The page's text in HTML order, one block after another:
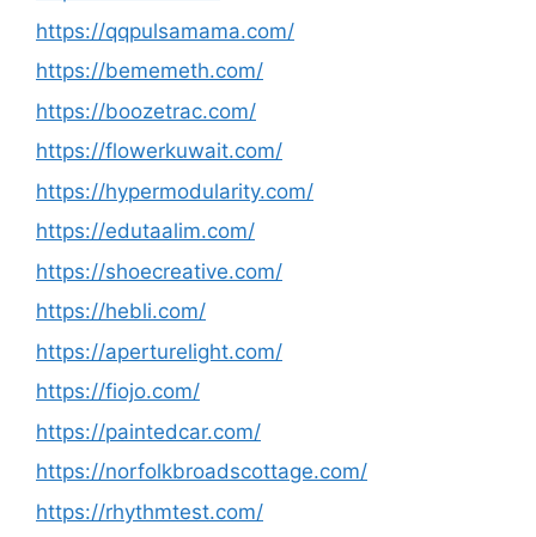
https://qqpulsamama.com/
https://bememeth.com/
https://boozetrac.com/
https://flowerkuwait.com/
https://hypermodularity.com/
https://edutaalim.com/
https://shoecreative.com/
https://hebli.com/
https://aperturelight.com/
https://fiojo.com/
https://paintedcar.com/
https://norfolkbroadscottage.com/
https://rhythmtest.com/